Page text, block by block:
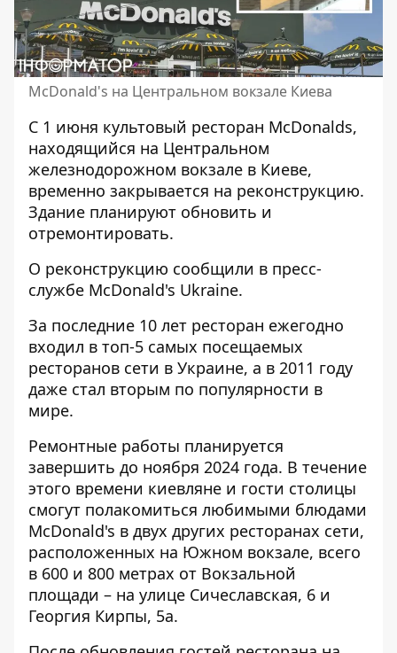
McDonald's на Центральном вокзале Киева
С 1 июня культовый ресторан McDonalds,
находящийся на Центральном
железнодорожном вокзале в Киеве,
временно закрывается на реконструкцию.
Здание планируют обновить и
отремонтировать.
О реконструкцию сообщили в пресс-
службе McDonald's Ukraine.
За последние 10 лет ресторан ежегодно
входил в топ-5 самых посещаемых
ресторанов сети в Украине, а в 2011 году
даже стал вторым по популярности в
мире.
Ремонтные работы планируется
завершить до ноября 2024 года. В течение
этого времени киевляне и гости столицы
смогут полакомиться любимыми блюдами
McDonald's в двух других ресторанах сети,
расположенных на Южном вокзале, всего
в 600 и 800 метрах от Вокзальной
площади – на улице Сичеславская, 6 и
Георгия Кирпы, 5а.